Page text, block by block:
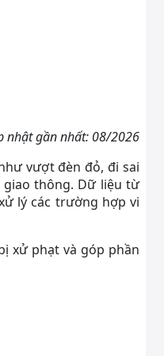
nhật gần nhất: 08/2026
vượt đèn đỏ, đi sai
thông. Dữ liệu từ
lý các trường hợp vi
xử phạt và góp phần